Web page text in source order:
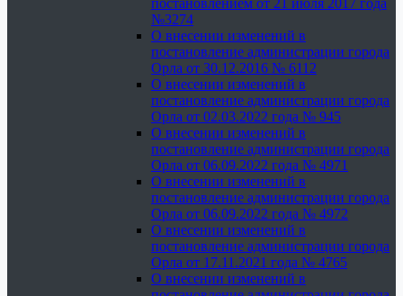
постановлением от 21 июля 2017 года
№3274
О внесении изменений в
постановление администрации города
Орла от 30.12.2016 № 6112
О внесении изменений в
постановление администрации города
Орла от 02.03.2022 года № 945
О внесении изменений в
постановление администрации города
Орла от 06.09.2022 года № 4971
О внесении изменений в
постановление администрации города
Орла от 06.09.2022 года № 4972
О внесении изменений в
постановление администрации города
Орла от 17.11.2021 года № 4765
О внесении изменений в